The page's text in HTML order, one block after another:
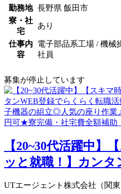
勤務地 長野県 飯田市
寮・社
宅
あり
仕事内
容
電子部品系工場 / 機械
社員
募集が停止しています
【20~30代活躍中】
ッと就職！】カンタ
UTエージェント株式会社（関東